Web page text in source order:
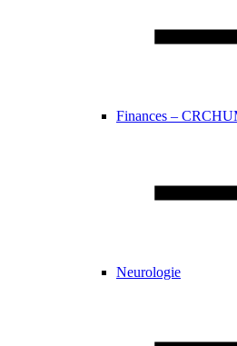
Finances –
Neurologie